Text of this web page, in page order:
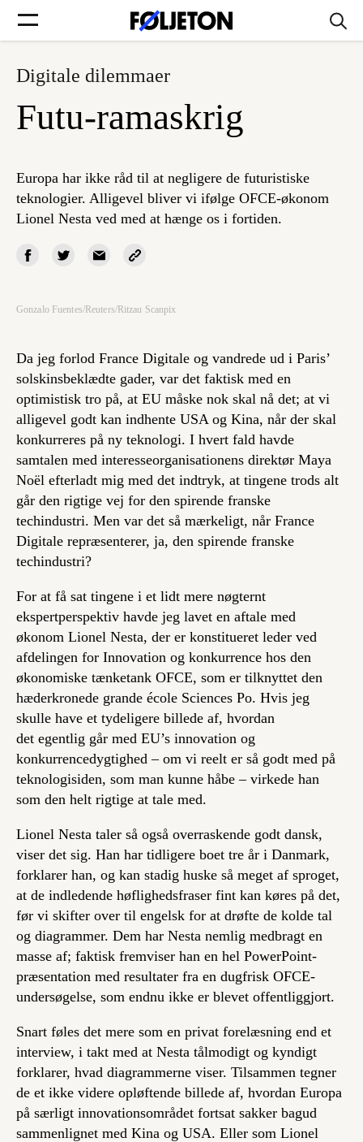
Forsider
Føljetoner
Digitale dilemmaer
Futu-ramaskrig
Europa har ikke råd til at negligere de futuristiske
teknologier. Alligevel bliver vi ifølge OFCE-økonom
Lionel Nesta ved med at hænge os i fortiden.
Gonzalo Fuentes/Reuters/Ritzau Scanpix
Da jeg forlod France Digitale og vandrede ud i Paris’
solskinsbeklædte gader, var det faktisk med en
optimistisk tro på, at EU måske nok skal nå det; at vi
alligevel godt kan indhente USA og Kina, når der skal
konkurreres på ny teknologi. I hvert fald havde
samtalen med interesseorganisationens direktør Maya
Noël efterladt mig med det indtryk, at tingene trods alt
går den rigtige vej for den spirende franske
techindustri. Men var det så mærkeligt, når France
Digitale repræsenterer, ja, den spirende franske
techindustri?
For at få sat tingene i et lidt mere nøgternt
ekspertperspektiv havde jeg lavet en aftale med
økonom Lionel Nesta, der er konstitueret leder ved
afdelingen for Innovation og konkurrence hos den
økonomiske tænketank OFCE, som er tilknyttet den
hæderkronede grande école Sciences Po. Hvis jeg
skulle have et tydeligere billede af, hvordan
det egentlig går med EU’s innovation og
konkurrencedygtighed – om vi reelt er så godt med på
teknologisiden, som man kunne håbe – virkede han
som den helt rigtige at tale med.
Lionel Nesta taler så også overraskende godt dansk,
viser det sig. Han har tidligere boet tre år i Danmark,
forklarer han, og kan stadig huske så meget af sproget,
at de indledende høflighedsfraser fint kan køres på det,
før vi skifter over til engelsk for at drøfte de kolde tal
og diagrammer. Dem har Nesta nemlig medbragt en
masse af; faktisk fremviser han en hel PowerPoint-
præsentation med resultater fra en dugfrisk OFCE-
undersøgelse, som endnu ikke er blevet offentliggjort.
Snart føles det mere som en privat forelæsning end et
interview, i takt med at Nesta tålmodigt og kyndigt
forklarer, hvad diagrammerne viser. Tilsammen tegner
de et ikke videre opløftende billede af, hvordan Europa
på særligt innovationsområdet fortsat sakker bagud
sammenlignet med Kina og USA. Eller som Lionel